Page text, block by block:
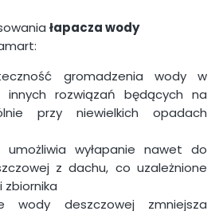
łapacza wody
gromadzenia wody w
innych rozwiązań będących na
przy niewielkich opadach
umożliwia wyłapanie nawet do
z dachu, co uzależnione
zbiornika
wody deszczowej zmniejsza